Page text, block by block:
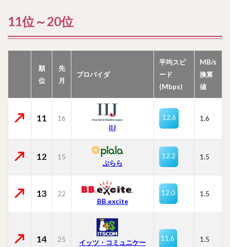
11位～20位
順
位
先
月
プロバイダ
平均スピ
ード
(Mbps)
MB/s
換算
値
11
16
IIJ
12.6 1.6
12 15
ぷらら
12.2 1.5
13
22
BB.excite
12.0 1.5
14 25
イッツ・コミュニケー
11.6 1.5